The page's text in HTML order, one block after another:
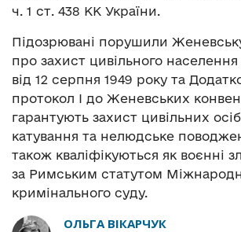
ч. 1 ст. 438 КК України.
Підозрювані порушили
про захист цивільного населення
від 12 серпня 1949 року та
протокол I до Женевських
гарантують захист цивільних
катування та нелюдське
також кваліфікуються як воєнні
за Римським статутом
кримінального суду.
ОЛЬГА ВІКАРЧУК